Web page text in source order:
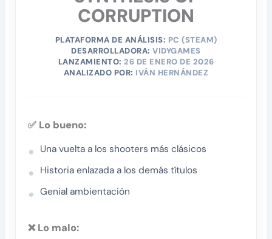
CORRUPTION
PLATAFORMA DE ANÁLISIS: PC (STEAM)
DESARROLLADORA: VIDYGAMES
LANZAMIENTO: 26 DE ENERO DE 2026
ANALIZADO POR: IVÁN HERNÁNDEZ
✅ Lo bueno:
Una vuelta a los shooters más clásicos
Historia enlazada a los demás títulos
Genial ambientación
❌ Lo malo: